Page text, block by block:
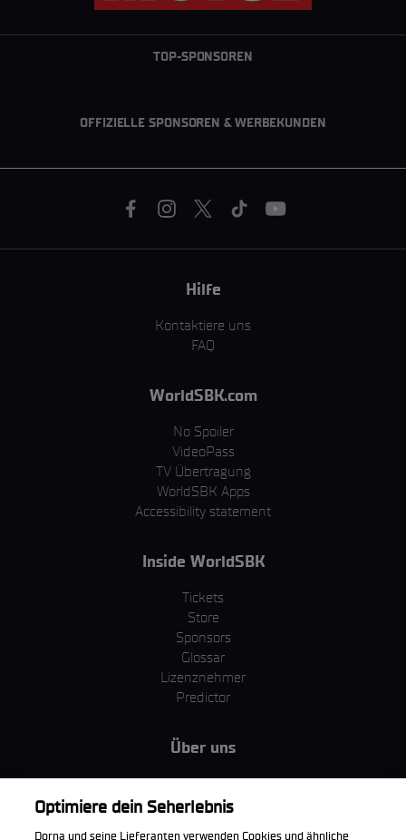
TOP-SPONSOREN
OFFIZIELLE SPONSOREN & WERBEKUNDEN
Hilfe
Kontaktiere uns
FAQ
WorldSBK.com
No Spoiler
VideoPass
TV Übertragung
WorldSBK Apps
Accessibility statement
Inside WorldSBK
Tickets
Store
Sponsors
Glossar
Lizenznehmer
Predictor
Über uns
MotoGP Group
Cookie Richtlinien
Optimiere dein Seherlebnis
Dorna und seine Lieferanten verwenden Cookies und ähnliche